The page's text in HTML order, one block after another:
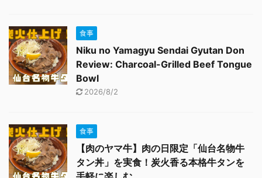
食事
Niku no Yamagyu Sendai Gyutan Don
Review: Charcoal-Grilled Beef Tongue
Bowl
2026/8/2
食事
【肉のヤマ牛】肉の日限定「仙台名物牛
タン丼」を実食！炭火香る本格牛タンを